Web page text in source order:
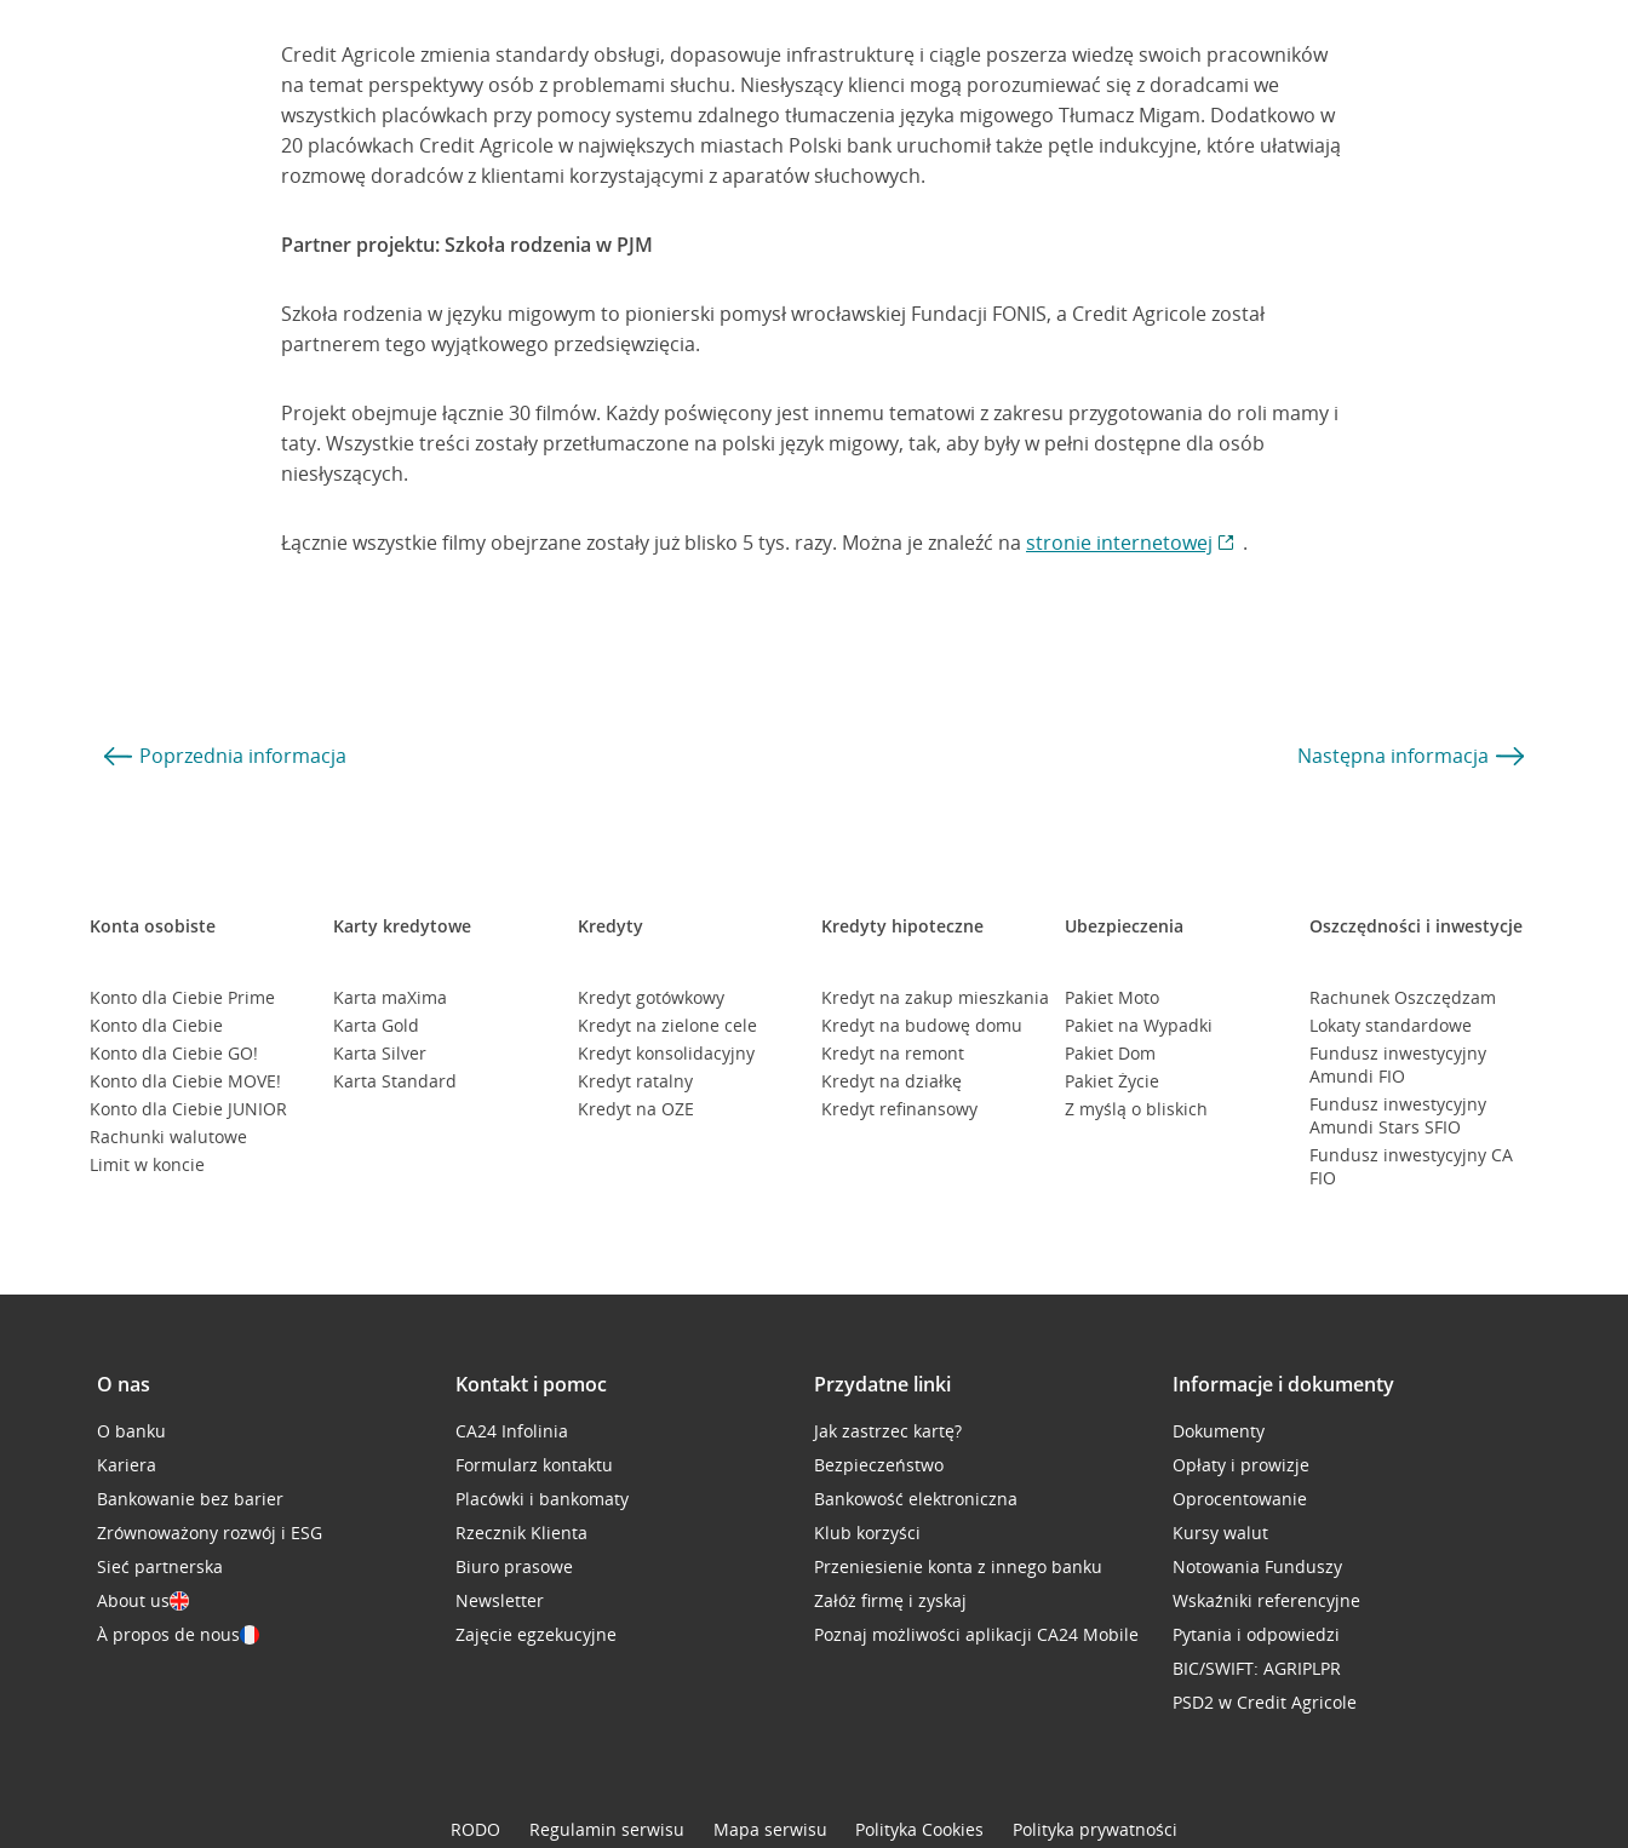
Credit Agricole zmienia standardy obsługi, dopasowuje infrastrukturę i ciągle poszerza wiedzę swoich pracowników
na temat perspektywy osób z problemami słuchu. Niesłyszący klienci mogą porozumiewać się z doradcami we
wszystkich placówkach przy pomocy systemu zdalnego tłumaczenia języka migowego Tłumacz Migam. Dodatkowo w
20 placówkach Credit Agricole w największych miastach Polski bank uruchomił także pętle indukcyjne, które ułatwiają
rozmowę doradców z klientami korzystającymi z aparatów słuchowych.
Partner projektu: Szkoła rodzenia w PJM
Szkoła rodzenia w języku migowym to pionierski pomysł wrocławskiej Fundacji FONIS, a Credit Agricole został
partnerem tego wyjątkowego przedsięwzięcia.
Projekt obejmuje łącznie 30 filmów. Każdy poświęcony jest innemu tematowi z zakresu przygotowania do roli mamy i
taty. Wszystkie treści zostały przetłumaczone na polski język migowy, tak, aby były w pełni dostępne dla osób
niesłyszących.
Łącznie wszystkie filmy obejrzane zostały już blisko 5 tys. razy. Można je znaleźć na stronie internetowej .
Poprzednia informacja Następna informacja
Konta osobiste
Konto dla Ciebie Prime
Konto dla Ciebie
Konto dla Ciebie GO!
Konto dla Ciebie MOVE!
Konto dla Ciebie JUNIOR
Rachunki walutowe
Limit w koncie
Karty kredytowe
Karta maXima
Karta Gold
Karta Silver
Karta Standard
Kredyty
Kredyt gotówkowy
Kredyt na zielone cele
Kredyt konsolidacyjny
Kredyt ratalny
Kredyt na OZE
Kredyty hipoteczne
Kredyt na zakup mieszkania
Kredyt na budowę domu
Kredyt na remont
Kredyt na działkę
Kredyt refinansowy
Ubezpieczenia
Pakiet Moto
Pakiet na Wypadki
Pakiet Dom
Pakiet Życie
Z myślą o bliskich
Oszczędności i inwestycje
Rachunek Oszczędzam
Lokaty standardowe
Fundusz inwestycyjny
Amundi FIO
Fundusz inwestycyjny
Amundi Stars SFIO
Fundusz inwestycyjny CA
FIO
O nas
O banku
Kariera
Bankowanie bez barier
Zrównoważony rozwój i ESG
Sieć partnerska
About us
À propos de nous
Kontakt i pomoc
CA24 Infolinia
Formularz kontaktu
Placówki i bankomaty
Rzecznik Klienta
Biuro prasowe
Newsletter
Zajęcie egzekucyjne
Przydatne linki
Jak zastrzec kartę?
Bezpieczeństwo
Bankowość elektroniczna
Klub korzyści
Przeniesienie konta z innego banku
Załóż firmę i zyskaj
Poznaj możliwości aplikacji CA24 Mobile
Informacje i dokumenty
Dokumenty
Opłaty i prowizje
Oprocentowanie
Kursy walut
Notowania Funduszy
Wskaźniki referencyjne
Pytania i odpowiedzi
BIC/SWIFT: AGRIPLPR
PSD2 w Credit Agricole
RODO Regulamin serwisu Mapa serwisu Polityka Cookies Polityka prywatności